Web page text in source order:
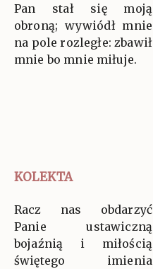
Pan stał się moją
obroną; wywiódł mnie
na pole rozległe: zbawił
mnie bo mnie miłuje.
KOLEKTA
Racz nas obdarzyć
Panie ustawiczną
bojaźnią i miłością
świętego imienia